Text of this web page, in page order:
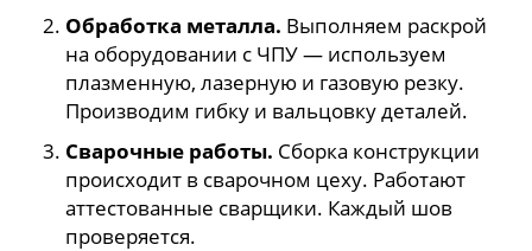
Обработка металла. Выполняем раскрой
на оборудовании с ЧПУ — используем
плазменную, лазерную и газовую резку.
Производим гибку и вальцовку деталей.
Сварочные работы. Сборка конструкции
происходит в сварочном цеху. Работают
аттестованные сварщики. Каждый шов
проверяется.